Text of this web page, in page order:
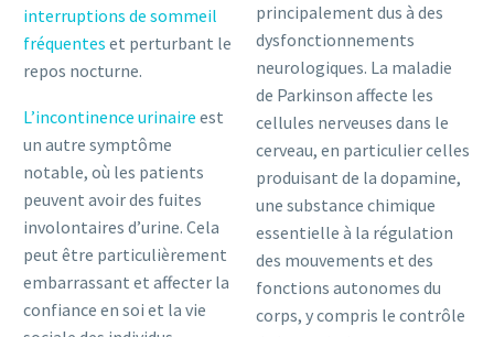
interruptions de sommeil
fréquentes et perturbant le
repos nocturne.
L’incontinence urinaire est
un autre symptôme
notable, où les patients
peuvent avoir des fuites
involontaires d’urine. Cela
peut être particulièrement
embarrassant et affecter la
confiance en soi et la vie
principalement dus à des
dysfonctionnements
neurologiques. La maladie
de Parkinson affecte les
cellules nerveuses dans le
cerveau, en particulier celles
produisant de la dopamine,
une substance chimique
essentielle à la régulation
des mouvements et des
fonctions autonomes du
corps, y compris le contrôle